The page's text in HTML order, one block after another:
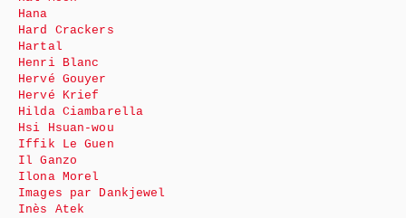
Hana
Hard Crackers
Hartal
Henri Blanc
Hervé Gouyer
Hervé Krief
Hilda Ciambarella
Hsi Hsuan-wou
Iffik Le Guen
Il Ganzo
Ilona Morel
Images par Dankjewel
Inès Atek